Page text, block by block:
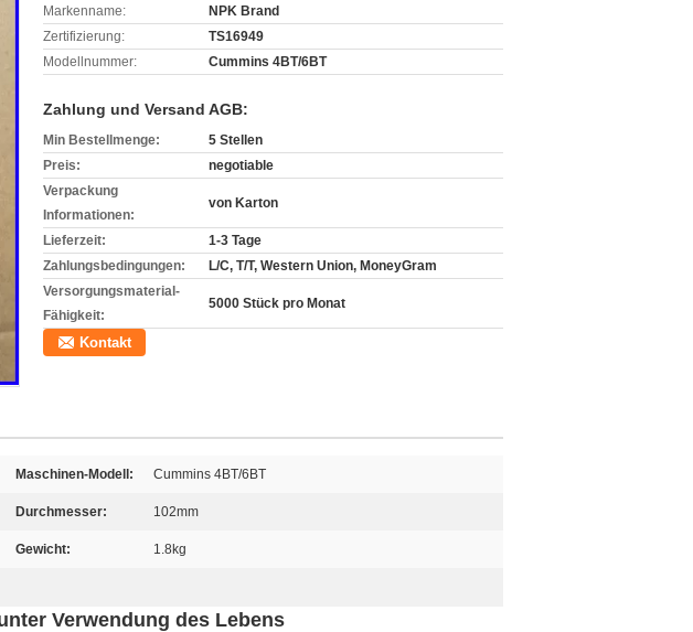
Markenname:
NPK Brand
Zertifizierung:
TS16949
Modellnummer:
Cummins 4BT/6BT
Zahlung und Versand AGB:
Min Bestellmenge:
5 Stellen
Preis:
negotiable
Verpackung
Informationen:
von Karton
Lieferzeit:
1-3 Tage
Zahlungsbedingungen:
L/C, T/T, Western Union, MoneyGram
Versorgungsmaterial-
Fähigkeit:
5000 Stück pro Monat
Kontakt
Maschinen-Modell: Cummins 4BT/6BT
Durchmesser: 102mm
Gewicht: 1.8kg
Verwendung des Lebens